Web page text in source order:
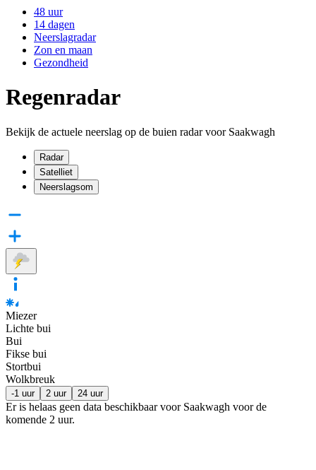
48 uur
14 dagen
Neerslagradar
Zon en maan
Gezondheid
Regenradar
Bekijk de actuele neerslag op de buien radar voor Saakwagh
Radar
Satelliet
Neerslagsom
Miezer
Lichte bui
Bui
Fikse bui
Stortbui
Wolkbreuk
-1 uur 2 uur 24 uur
Er is helaas geen data beschikbaar voor Saakwagh voor de
komende 2 uur.